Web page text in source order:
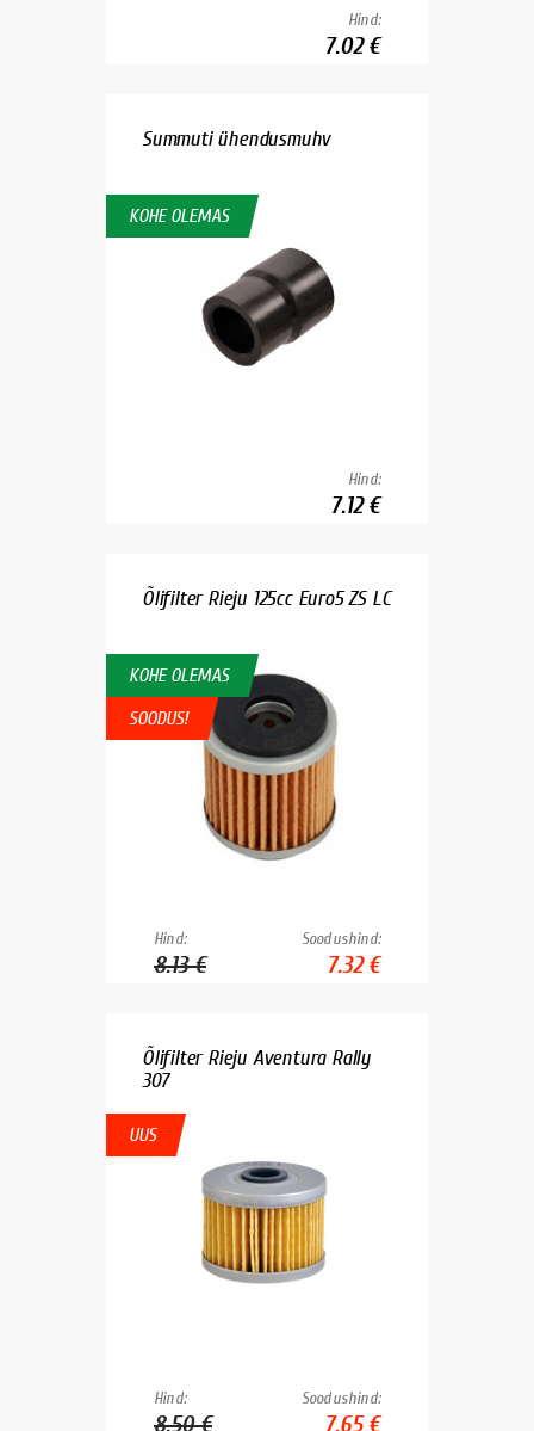
Hind:
7.02 €
Summuti ühendusmuhv
KOHE OLEMAS
Hind:
7.12 €
Õlifilter Rieju 125cc Euro5 ZS LC
KOHE OLEMAS
SOODUS!
Hind:
8.13 €
Soodushind:
7.32 €
Õlifilter Rieju Aventura Rally
307
UUS
Hind:
8.50 €
Soodushind:
7.65 €